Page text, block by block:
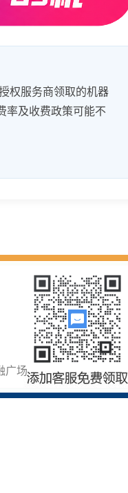
权服务商领取的机器
率及收费政策可能不
广场